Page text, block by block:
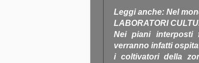
Leggi anche: Nel
LABORATORI
Nei piani interposti
verranno infatti
i coltivatori della